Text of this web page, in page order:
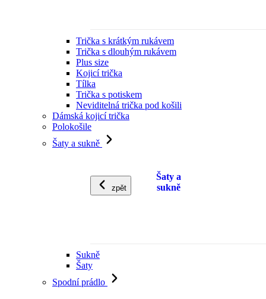
Trička s krátkým rukávem
Trička s dlouhým rukávem
Plus size
Kojicí trička
Tílka
Trička s potiskem
Neviditelná trička pod košili
Dámská kojicí trička
Polokošile
Šaty a sukně
zpět
Šaty a
sukně
Sukně
Šaty
Spodní prádlo